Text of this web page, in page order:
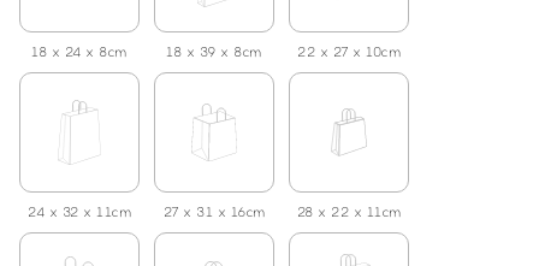
18 x 24 x 8cm 18 x 39 x 8cm 22 x 27 x 10cm
24 x 32 x 11cm 27 x 31 x 16cm 28 x 22 x 11cm